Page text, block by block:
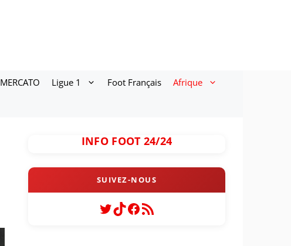
MERCATO Ligue 1 Foot Français Afrique
INFO FOOT 24/24
Twitter
TikTok
Facebook
Flux RSS